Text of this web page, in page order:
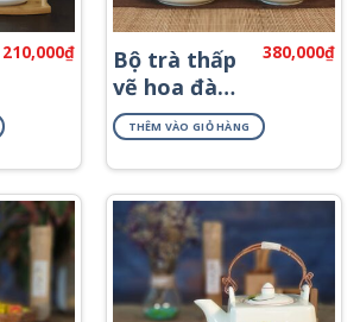
210,000₫
Bộ trà thấp
vẽ hoa đào
đỏ ATV-12
380,000₫
THÊM VÀO GIỎ HÀNG